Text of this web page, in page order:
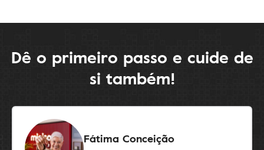
Dê o primeiro passo e cuide de
si também!
Fátima Conceição